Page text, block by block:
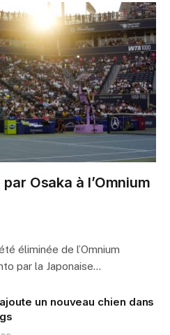
Osaka à l’Omnium
éliminée de l’Omnium
par la Japonaise…
un nouveau chien dans